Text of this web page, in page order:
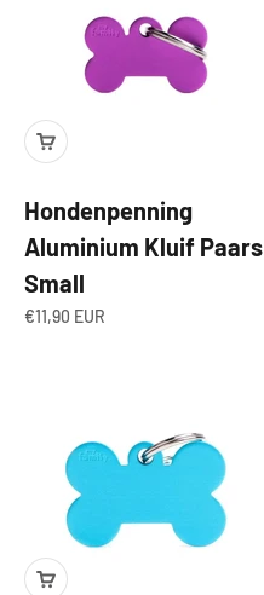
Hondenpenning
Aluminium Kluif Paars
Small
Aanbiedingsprijs
€11,90 EUR